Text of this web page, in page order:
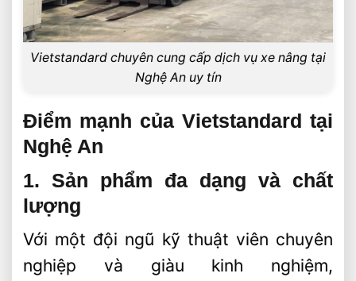
Vietstandard chuyên cung cấp dịch vụ xe nâng tại
Nghệ An uy tín
Điểm mạnh của Vietstandard tại
Nghệ An
1. Sản phẩm đa dạng và chất
lượng
Với một đội ngũ kỹ thuật viên chuyên
nghiệp và giàu kinh nghiệm,